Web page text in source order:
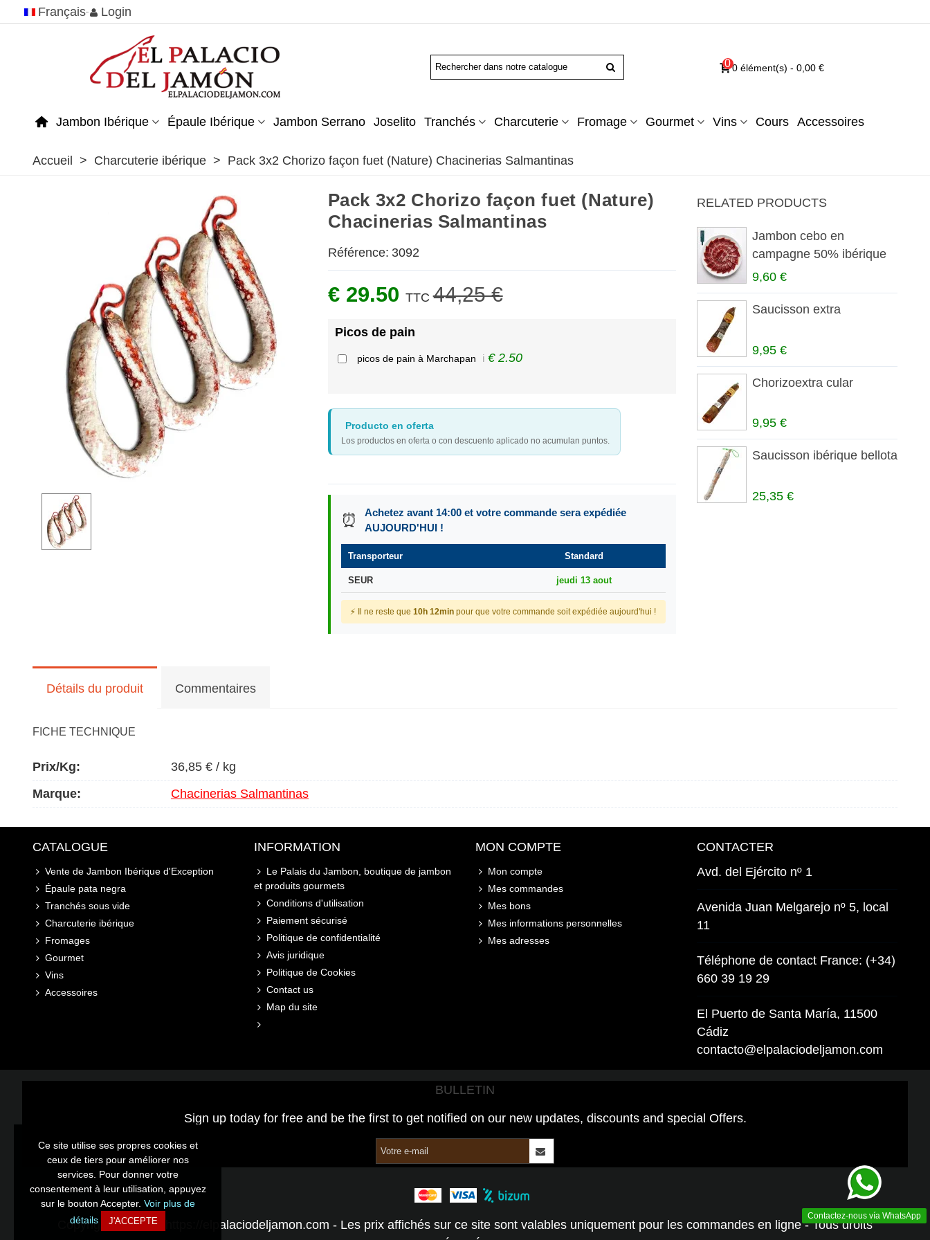
Français Login
00 élément(s) - 0,00 €
Jambon Ibérique Épaule Ibérique Jambon Serrano Joselito Tranchés Charcuterie Fromage Gourmet Vins Cours Accessoires
Accueil > Charcuterie ibérique > Pack 3x2 Chorizo façon fuet (Nature) Chacinerias Salmantinas
Pack 3x2 Chorizo façon fuet (Nature)
Chacinerias Salmantinas
Référence: 3092
€ 29.50 TTC 44,25 €
Picos de pain
picos de pain à Marchapan ℹ️ € 2.50
Producto en oferta
Los productos en oferta o con descuento aplicado no acumulan puntos.
⏰
Achetez avant 14:00 et votre commande sera expédiée
AUJOURD'HUI !
Transporteur Standard
SEUR jeudi 13 aout
⚡ Il ne reste que10h 12min pour que votre commande soit expédiée aujourd'hui !
Ce site utilise ses propres cookies et
ceux de tiers pour améliorer nos
services. Pour donner votre
consentement à leur utilisation, appuyez
sur le bouton Accepter. Voir plus de
détails
J'ACCEPTE
RELATED PRODUCTS
Jambon cebo en
campagne 50% ibérique
tranché...
9,60 €
Saucisson extra
9,95 €
Chorizoextra cular
9,95 €
Saucisson ibérique bellota
25,35 €
Détails du produit Commentaires
FICHE TECHNIQUE
Prix/kg:
36,85 € / kg
Marque:
Chacinerias Salmantinas
CATALOGUE
Vente de Jambon Ibérique d'Exception
Épaule pata negra
Tranchés sous vide
Charcuterie ibérique
Fromages
Gourmet
Vins
Accessoires
INFORMATION
Le Palais du Jambon, boutique de jambon
et produits gourmets
Conditions d'utilisation
Paiement sécurisé
Politique de confidentialité
Avis juridique
Politique de Cookies
Contact us
Map du site
MON COMPTE
Mon compte
Mes commandes
Mes bons
Mes informations personnelles
Mes adresses
CONTACTER
Avd. del Ejército nº 1
Avenida Juan Melgarejo nº 5, local
11
Téléphone de contact France: (+34)
660 39 19 29
El Puerto de Santa María, 11500
Cádiz
contacto@elpalaciodeljamon.com
Ce site utilise ses propres cookies et
ceux de tiers pour améliorer nos
services. Pour donner votre
consentement à leur utilisation, appuyez
sur le bouton Accepter. Voir plus de
détails
J'ACCEPTE Contactez-nous vía WhatsApp
BULLETIN
Sign up today for free and be the first to get notified on our new updates, discounts and special Offers.
Copyright © 2026 - https://elpalaciodeljamon.com - Les prix affichés sur ce site sont valables uniquement pour les commandes en ligne - Tous droits